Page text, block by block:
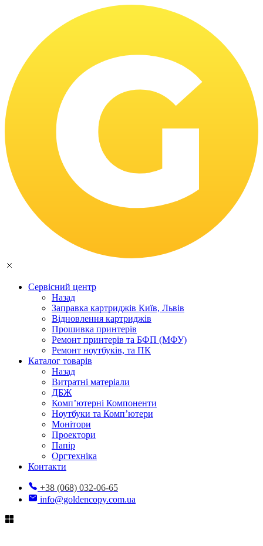
Сервісний центр
Назад
Заправка картриджів Київ, Львів
Відновлення картриджів
Прошивка принтерів
Ремонт принтерів та БФП (МФУ)
Ремонт ноутбуків, та ПК
Каталог товарів
Назад
Витратні матеріали
ДБЖ
Комп’ютерні Компоненти
Ноутбуки та Комп’ютери
Монітори
Проектори
Папір
Оргтехніка
Контакти
+38 (068) 032-06-65
info@goldencopy.com.ua